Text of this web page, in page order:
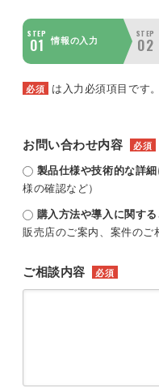
STEP
01 情報の入力
STEP
02
必須 は入力必須項目です。
お問い合わせ内容 必須
製品仕様や技術的な詳
様の確認など）
購入方法や導入に関す
販売店のご案内、案件のご
ご相談内容 必須